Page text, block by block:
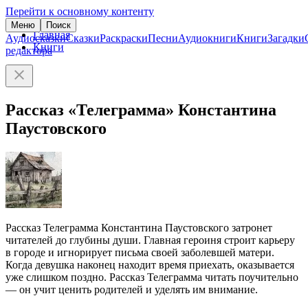
Перейти к основному контенту
Меню Поиск
АудиосказкиСказкиРаскраскиПесниАудиокнигиКнигиЗагадки
редактора
Главная
Книги
Рассказ «Телеграмма» Константина
Паустовского
Рассказ Телеграмма Константина Паустовского затронет
читателей до глубины души. Главная героиня строит карьеру
в городе и игнорирует письма своей заболевшей матери.
Когда девушка наконец находит время приехать, оказывается
уже слишком поздно. Рассказ Телеграмма читать поучительно
— он учит ценить родителей и уделять им внимание.